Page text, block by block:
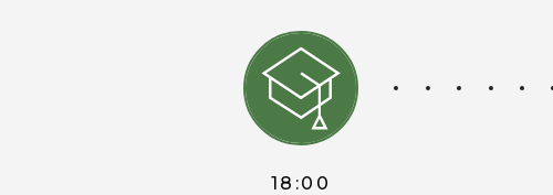
18:00